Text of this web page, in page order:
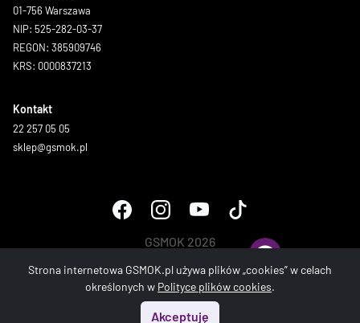
01-756 Warszawa
NIP: 525-282-03-37
REGON: 385909746
KRS: 0000837213
Kontakt
22 257 05 05
sklep@gsmok.pl
GSMOK 2026
Strona internetowa GSMOK.pl używa plików „cookies” w celach
określonych w Polityce plików cookies.
Akceptuję